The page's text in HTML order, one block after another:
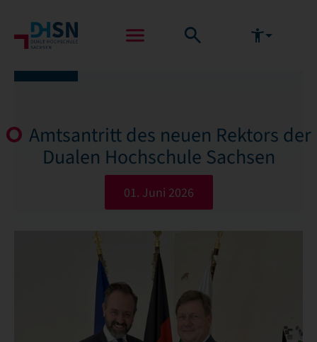
Amtsantritt des neuen Rektors der
Dualen Hochschule Sachsen
01. Juni 2026